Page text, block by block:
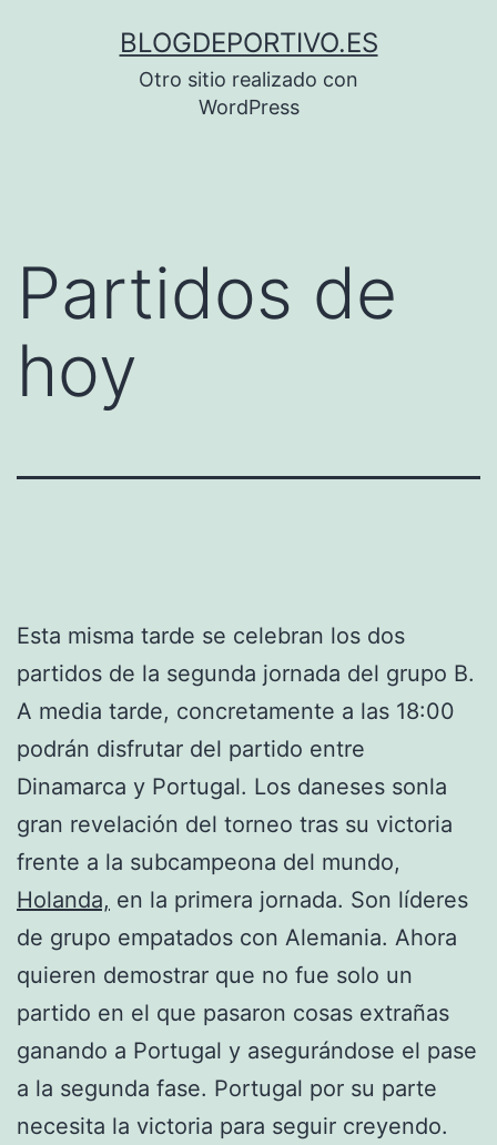
BLOGDEPORTIVO.ES
Otro sitio realizado con
WordPress
Partidos de
hoy
Esta misma tarde se celebran los dos
partidos de la segunda jornada del grupo B.
A media tarde, concretamente a las 18:00
podrán disfrutar del partido entre
Dinamarca y Portugal. Los daneses sonla
gran revelación del torneo tras su victoria
frente a la subcampeona del mundo,
Holanda, en la primera jornada. Son líderes
de grupo empatados con Alemania. Ahora
quieren demostrar que no fue solo un
partido en el que pasaron cosas extrañas
ganando a Portugal y asegurándose el pase
a la segunda fase. Portugal por su parte
necesita la victoria para seguir creyendo.